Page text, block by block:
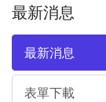
最新消息
最新消息
表單下載